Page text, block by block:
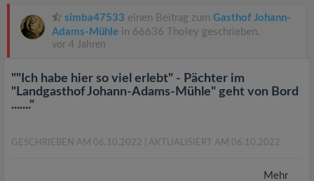
simba47533 einen Beitrag zum Gasthof Johann-
Adams-Mühle in 66636 Tholey geschrieben.
vor 4 Jahren
""Ich habe hier so viel erlebt" - Pächter im
"Landgasthof Johann-Adams-Mühle" geht von Bord
......."
GESCHRIEBEN AM 06.10.2022 | AKTUALISIERT AM 06.10.2022
Mehr
a